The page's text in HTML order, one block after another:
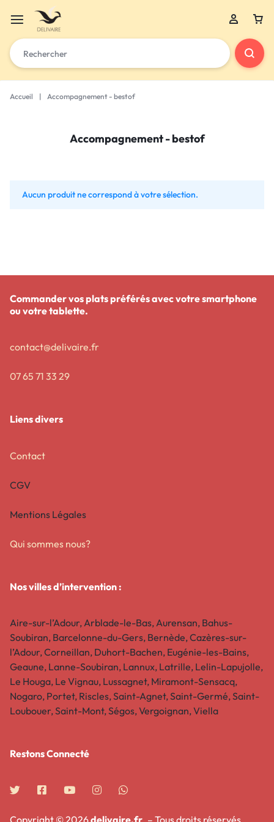
Accueil | Accompagnement - bestof
Accompagnement - bestof
Aucun produit ne correspond à votre sélection.
Commander vos plats préférés avec votre smartphone
ou votre tablette.
contact@delivaire.fr
07 65 71 33 29
Liens divers
Contact
CGV
Mentions Légales
Qui sommes nous?
Nos villes d’intervention :
Aire-sur-l’Adour, Arblade-le-Bas, Aurensan, Bahus-
Soubiran, Barcelonne-du-Gers, Bernède, Cazères-sur-
l’Adour, Corneillan, Duhort-Bachen, Eugénie-les-Bains,
Geaune, Lanne-Soubiran, Lannux, Latrille, Lelin-Lapujolle,
Le Houga, Le Vignau, Lussagnet, Miramont-Sensacq,
Nogaro, Portet, Riscles, Saint-Agnet, Saint-Germé, Saint-
Loubouer, Saint-Mont, Ségos, Vergoignan, Viella
Restons Connecté​